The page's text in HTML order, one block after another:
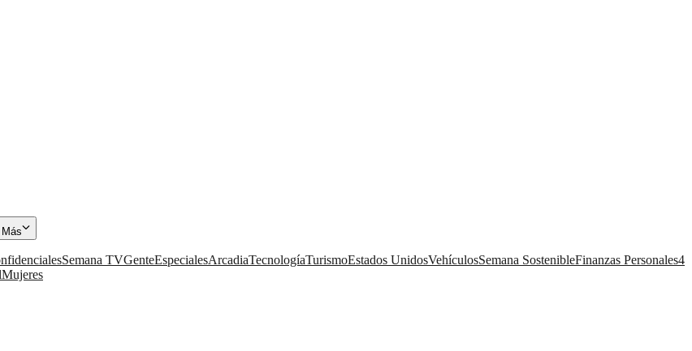
Más
Semana TVGenteEspecialesArcadiaTecnologíaTurismoEstados UnidosVehículosSemana SostenibleFinanzas Personales4
Mujeres